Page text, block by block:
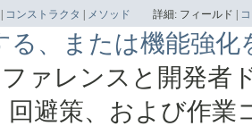
コンストラクタ | メソッド 詳細: フィールド |
る、または機能強化
ァレンスと開発者
回避策、および作